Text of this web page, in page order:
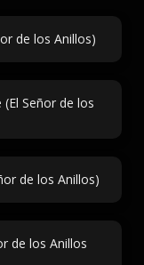
de los Anillos)
Señor de los
de los Anillos)
de los Anillos